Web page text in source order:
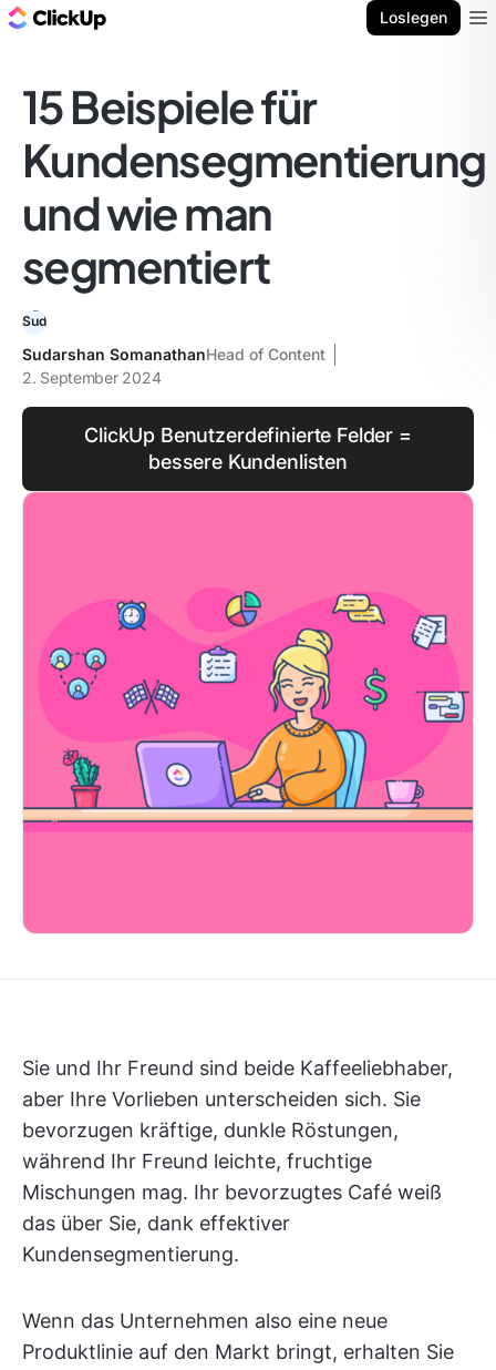
Loslegen
15 Beispiele für
Kundensegmentierung
und wie man
segmentiert
Sudarshan SomanathanHead of Content
2. September 2024
ClickUp Benutzerdefinierte Felder =
bessere Kundenlisten
Sie und Ihr Freund sind beide Kaffeeliebhaber,
aber Ihre Vorlieben unterscheiden sich. Sie
bevorzugen kräftige, dunkle Röstungen,
während Ihr Freund leichte, fruchtige
Mischungen mag. Ihr bevorzugtes Café weiß
das über Sie, dank effektiver
Kundensegmentierung.
Wenn das Unternehmen also eine neue
Produktlinie auf den Markt bringt, erhalten Sie